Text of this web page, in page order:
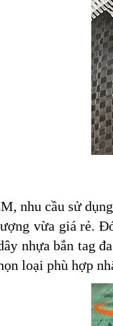
nhu cầu sử
vừa giá rẻ.
nhựa bắn tag
loại phù hợp